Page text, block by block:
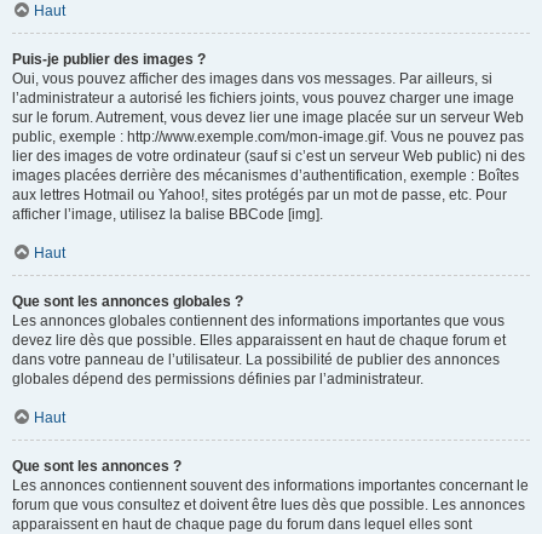
Haut
Puis-je publier des images ?
Oui, vous pouvez afficher des images dans vos messages. Par ailleurs, si
l’administrateur a autorisé les fichiers joints, vous pouvez charger une image
sur le forum. Autrement, vous devez lier une image placée sur un serveur Web
public, exemple : http://www.exemple.com/mon-image.gif. Vous ne pouvez pas
lier des images de votre ordinateur (sauf si c’est un serveur Web public) ni des
images placées derrière des mécanismes d’authentification, exemple : Boîtes
aux lettres Hotmail ou Yahoo!, sites protégés par un mot de passe, etc. Pour
afficher l’image, utilisez la balise BBCode [img].
Haut
Que sont les annonces globales ?
Les annonces globales contiennent des informations importantes que vous
devez lire dès que possible. Elles apparaissent en haut de chaque forum et
dans votre panneau de l’utilisateur. La possibilité de publier des annonces
globales dépend des permissions définies par l’administrateur.
Haut
Que sont les annonces ?
Les annonces contiennent souvent des informations importantes concernant le
forum que vous consultez et doivent être lues dès que possible. Les annonces
apparaissent en haut de chaque page du forum dans lequel elles sont